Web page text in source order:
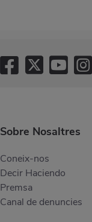
Sobre Nosaltres
Coneix-nos
Decir Haciendo
Premsa
Canal de denuncies